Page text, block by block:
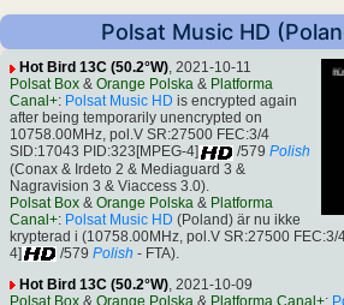
Polsat Music HD
Hot Bird 13C (50.2°W), 2021-10-11
Polsat Box & Orange Polska & Platforma
Canal+: Polsat Music HD is encrypted again
after being temporarily unencrypted on
10758.00MHz, pol.V SR:27500 FEC:3/4
SID:17043 PID:323[MPEG-4]
/579 Polish
(Conax & Irdeto 2 & Mediaguard 3 &
Nagravision 3 & Viaccess 3.0).
Polsat Box & Orange Polska & Platforma
Canal+: Polsat Music HD (Poland) är nu ikke
krypterad i (10758.00MHz, pol.V SR:27500
4]
/579 Polish - FTA).
Hot Bird 13C (50.2°W), 2021-10-09
Polsat Box & Orange Polska & Platforma Canal+: